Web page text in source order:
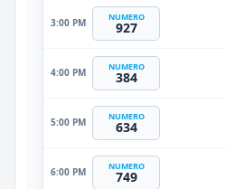
3:00 PM NUMERO
927
4:00 PM NUMERO
384
5:00 PM NUMERO
634
6:00 PM NUMERO
749